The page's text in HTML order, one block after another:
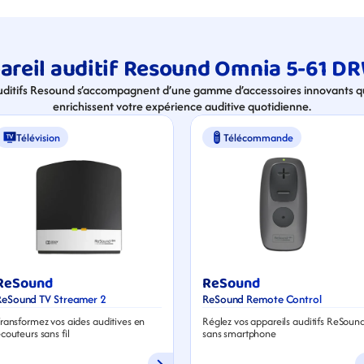
auditif Resound Omnia 5-61
Resound s’accompagnent d’une gamme d’accessoires innovants
enrichissent votre expérience auditive quotidienne.
Télévision
TV Streamer 2
vos aides auditives en
sans fil
Télécommande
ReSound
ReSound Remote Control
Réglez vos appareils auditifs
sans smartphone